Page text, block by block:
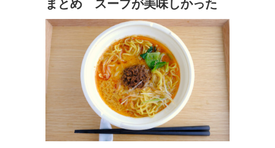
まとめ スープが美味しかった